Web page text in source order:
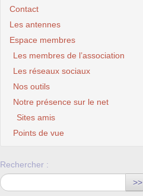
Contact
Les antennes
Espace membres
Les membres de l’association
Les réseaux sociaux
Nos outils
Notre présence sur le net
Sites amis
Points de vue
Rechercher :
>>
CLX Fourmies –